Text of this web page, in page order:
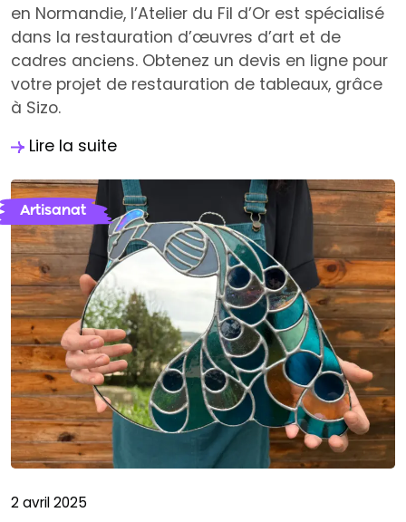
en Normandie, l’Atelier du Fil d’Or est spécialisé
dans la restauration d’œuvres d’art et de
cadres anciens. Obtenez un devis en ligne pour
votre projet de restauration de tableaux, grâce
à Sizo.
Lire la suite
Artisanat
2 avril 2025